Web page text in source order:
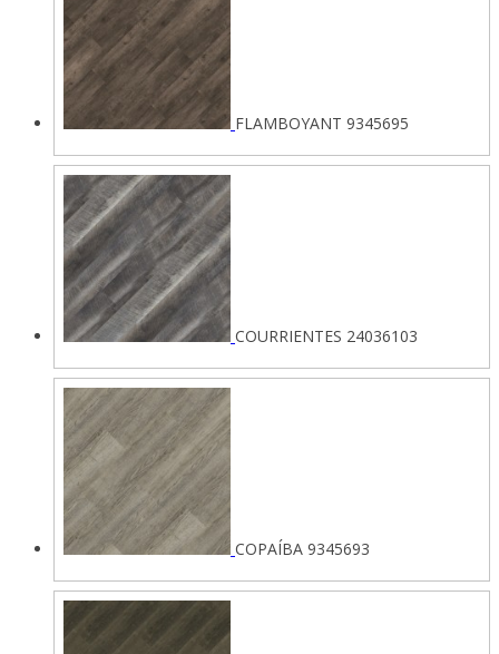
FLAMBOYANT 9345695
COURRIENTES 24036103
COPAÍBA 9345693